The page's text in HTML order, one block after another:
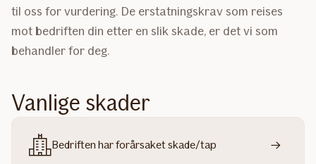
til oss for vurdering. De erstatningskrav som reises
mot bedriften din etter en slik skade, er det vi som
behandler for deg.
Vanlige skader
Bedriften har forårsaket skade/tap